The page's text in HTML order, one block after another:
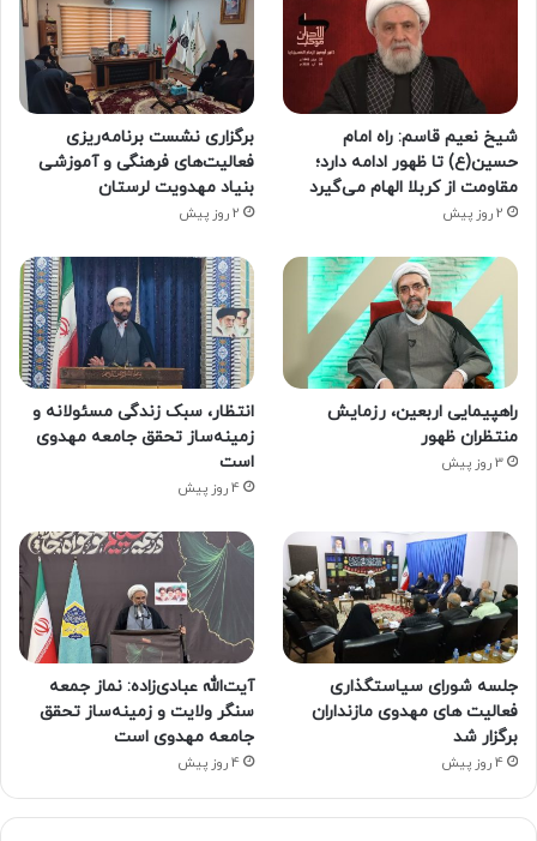
شیخ نعیم قاسم: راه امام
حسین(ع) تا ظهور ادامه دارد؛
مقاومت از کربلا الهام می‌گیرد
2 روز پیش
برگزاری نشست برنامه‌ریزی
فعالیت‌های فرهنگی و آموزشی
بنیاد مهدویت لرستان
2 روز پیش
راهپیمایی اربعین، رزمایش
منتظران ظهور
3 روز پیش
انتظار، سبک زندگی مسئولانه و
زمینه‌ساز تحقق جامعه مهدوی
است
4 روز پیش
جلسه شورای سیاستگذاری
فعالیت های مهدوی مازنداران
برگزار شد
4 روز پیش
آیت‌الله عبادی‌زاده: نماز جمعه
سنگر ولایت و زمینه‌ساز تحقق
جامعه مهدوی است
4 روز پیش